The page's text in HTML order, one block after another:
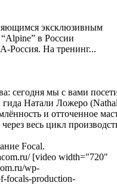
эксклюзивным
в России
Россия. На тренинг...
сегодня мы с вами
Натали Ложеро
и отточенное
весь цикл
Focal.
[video width="720"
wp-
focals-production-